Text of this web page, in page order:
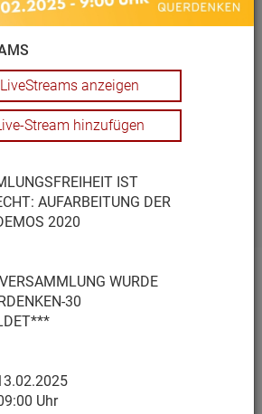
STEHT
Marktplatz
TERMINE
QUERDENKEN - 711 – Alle Rechte
vorbehalten.
LiveStreams anzeigen
Stream hinzufügen
IST
AUFARBEITUNG DER
2020
WURDE
30
Uhr